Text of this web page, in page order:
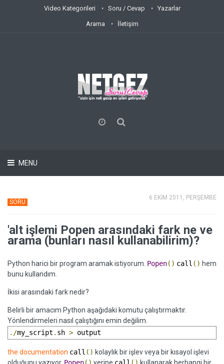
Video Kategorileri Soru / Cevap Yazarlar
Arama İletişim
MENU
SORU
6 EKİM 2011, PERŞEMBE
'alt işlemi Popen arasındaki fark ne ve
arama (bunları nasıl kullanabilirim)?
Python harici bir program aramak istiyorum. Popen() call () hem
bunu kullandım.
İkisi arasındaki fark nedir?
Belirli bir amacım Python aşağıdaki komutu çalıştırmaktır.
Yönlendirmeleri nasıl çalıştığını emin değilim.
./my_script . sh > output
the documentation call () kolaylık bir işlev veya bir kısayol işlevi